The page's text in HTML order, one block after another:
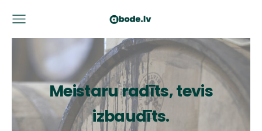
Meistaru radīts, tevis
izbaudīts.